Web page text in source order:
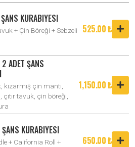
KURABIYESI
+ Çin Böreği + Sebzeli
525.00 ₺
ADET ŞANS
kızarmış çin mantı,
tavuk, çin böreği,
1,150.00 ₺
KURABIYESI
+ California Roll +
650.00 ₺